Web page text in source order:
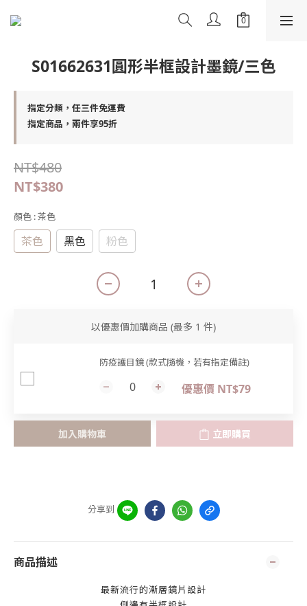
S01662631圓形半框設計墨鏡/三色
指定分類，任三件免運費
指定商品，兩件享95折
NT$480
NT$380
顏色 : 茶色
茶色 黑色 粉色
以優惠價加購商品 (最多 1 件)
防疫護目鏡 (款式隨機，若有指定備註)
優惠價 NT$79
加入購物車 立即購買
分享到
商品描述
最新流行的漸層鏡片設計